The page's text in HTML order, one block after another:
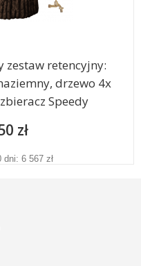
zestaw retencyjny:
drzewo 4x
Speedy
zł
6 567 zł